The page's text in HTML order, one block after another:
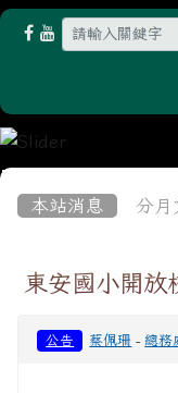
本站消息 分月
東安國小開放
公告 蔡佩珊 - 總務